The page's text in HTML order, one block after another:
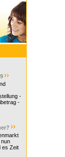
-
-
nun
es Zeit